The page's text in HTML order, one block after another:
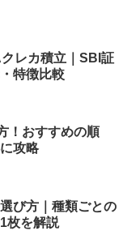
レカ積立｜SBI証
特徴比較
！おすすめの順
攻略
び方｜種類ごとの
枚を解説